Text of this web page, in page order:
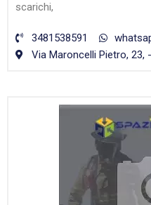
scarichi,
3481538591
Via Maroncelli Pietro, 23,